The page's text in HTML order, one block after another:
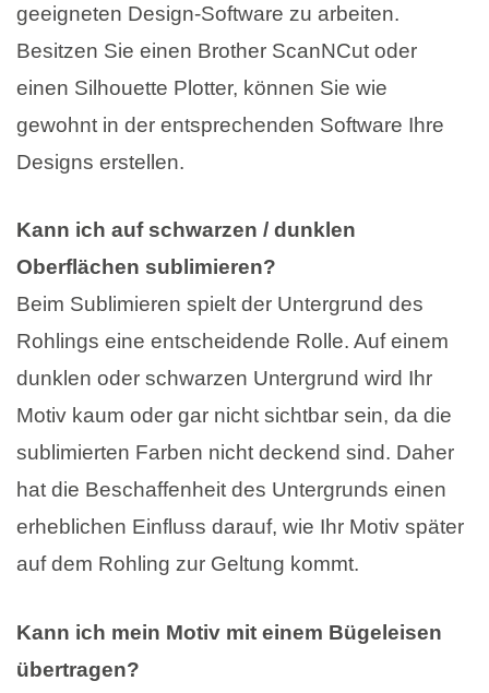
geeigneten Design-Software zu arbeiten.
Besitzen Sie einen Brother ScanNCut oder
einen Silhouette Plotter, können Sie wie
gewohnt in der entsprechenden Software Ihre
Designs erstellen.
Kann ich auf schwarzen / dunklen
Oberflächen sublimieren?
Beim Sublimieren spielt der Untergrund des
Rohlings eine entscheidende Rolle. Auf einem
dunklen oder schwarzen Untergrund wird Ihr
Motiv kaum oder gar nicht sichtbar sein, da die
sublimierten Farben nicht deckend sind. Daher
hat die Beschaffenheit des Untergrunds einen
erheblichen Einfluss darauf, wie Ihr Motiv später
auf dem Rohling zur Geltung kommt.
Kann ich mein Motiv mit einem Bügeleisen
übertragen?